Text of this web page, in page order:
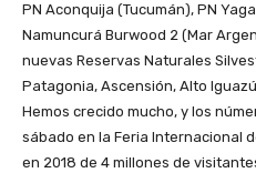
PN Aconquija (Tucumán), PN
Namuncurá Burwood 2 (Mar
nuevas Reservas Naturales
Patagonia, Ascensión, Alto
Hemos crecido mucho, y los
sábado en la Feria Internacional
en 2018 de 4 millones de